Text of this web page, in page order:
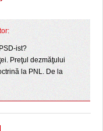
ist?
Preţul dezmăţului
la PNL. De la